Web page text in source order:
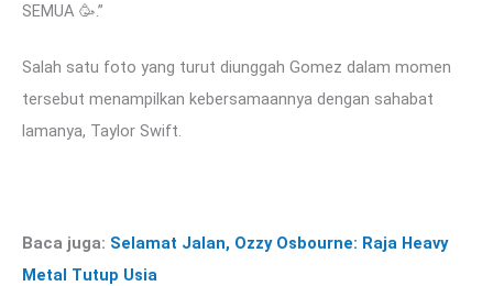
SEMUA 🥳.”
Salah satu foto yang turut diunggah Gomez dalam momen
tersebut menampilkan kebersamaannya dengan sahabat
lamanya, Taylor Swift.
Baca juga: Selamat Jalan, Ozzy Osbourne: Raja Heavy
Metal Tutup Usia